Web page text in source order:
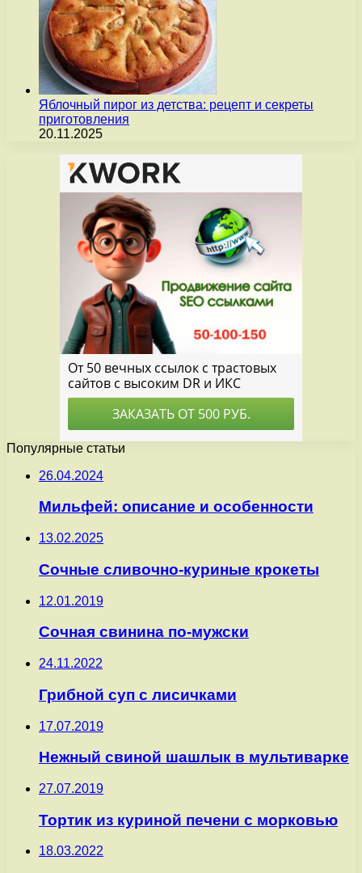
Яблочный пирог из детства: рецепт и секреты
приготовления
20.11.2025
Популярные статьи
26.04.2024
Мильфей: описание и особенности
13.02.2025
Сочные сливочно-куриные крокеты
12.01.2019
Сочная свинина по-мужски
24.11.2022
Грибной суп с лисичками
17.07.2019
Нежный свиной шашлык в мультиварке
27.07.2019
Тортик из куриной печени с морковью
18.03.2022